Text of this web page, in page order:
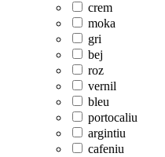
crem
moka
gri
bej
roz
vernil
bleu
portocaliu
argintiu
cafeniu